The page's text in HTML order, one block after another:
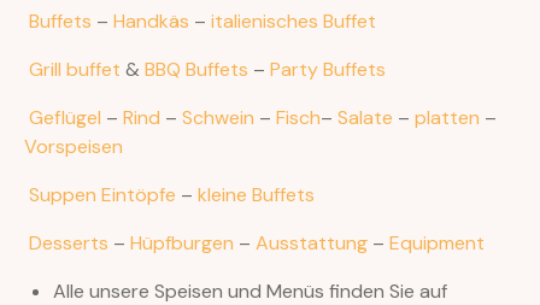
Buffets – Handkäs – italienisches Buffet
Grill buffet & BBQ Buffets – Party Buffets
Geflügel – Rind – Schwein – Fisch– Salate – platten –
Vorspeisen
Suppen Eintöpfe – kleine Buffets
Desserts – Hüpfburgen – Ausstattung – Equipment
Alle unsere Speisen und Menüs finden Sie auf